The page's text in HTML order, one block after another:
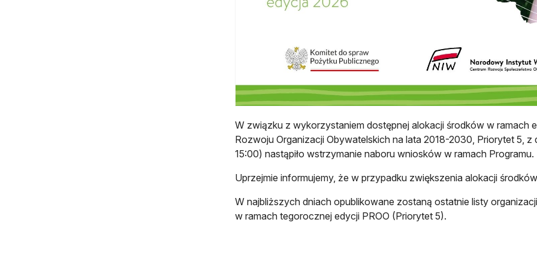
W związku z wykorzystaniem dostępnej alokacji środków w ramach
Rozwoju Organizacji Obywatelskich na lata 2018-2030, Priorytet 5,
15:00) nastąpiło wstrzymanie naboru wniosków w ramach Programu.
Uprzejmie informujemy, że w przypadku zwiększenia alokacji
W najbliższych dniach opublikowane zostaną ostatnie listy
w ramach tegorocznej edycji PROO (Priorytet 5).